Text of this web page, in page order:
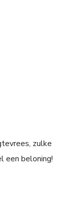
zulke
een beloning!